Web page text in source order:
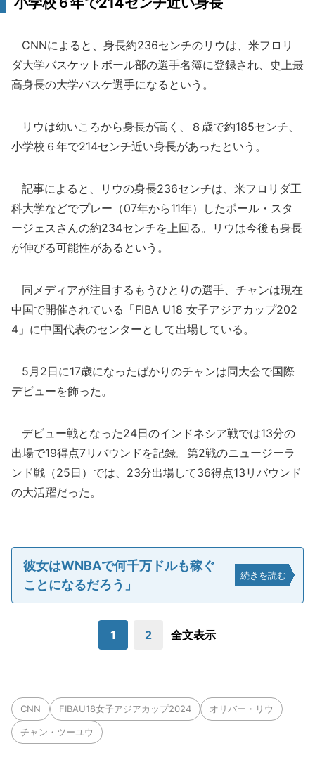
CNNによると、身長約236センチのリウは、米フロリ
ダ大学バスケットボール部の選手名簿に登録され、史上最
高身長の大学バスケ選手になるという。
リウは幼いころから身長が高く、８歳で約185センチ、
小学校６年で214センチ近い身長があったという。
記事によると、リウの身長236センチは、米フロリダ工
科大学などでプレー（07年から11年）したポール・スタ
ージェスさんの約234センチを上回る。リウは今後も身長
が伸びる可能性があるという。
同メディアが注目するもうひとりの選手、チャンは現在
中国で開催されている「FIBA U18 女子アジアカップ202
4」に中国代表のセンターとして出場している。
5月2日に17歳になったばかりのチャンは同大会で国際
デビューを飾った。
デビュー戦となった24日のインドネシア戦では13分の
出場で19得点7リバウンドを記録。第2戦のニュージーラ
ンド戦（25日）では、23分出場して36得点13リバウンド
の大活躍だった。
彼女はWNBAで何千万ドルも稼ぐ
ことになるだろう」
続きを読む
1 2 全文表示
CNN FIBAU18女子アジアカップ2024 オリバー・リウ
チャン・ツーユウ